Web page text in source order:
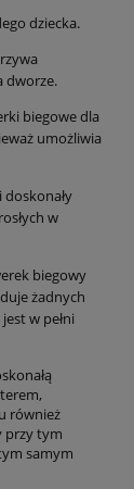
dziecka.
dworze.
biegowe dla
umożliwia
w
biegowy
żadnych
w pełni
również
przy tym
samym